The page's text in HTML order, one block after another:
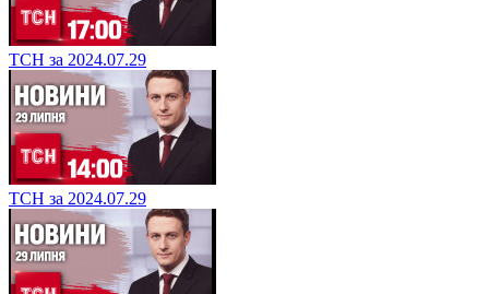
ТСН за 2024.07.29
ТСН за 2024.07.29